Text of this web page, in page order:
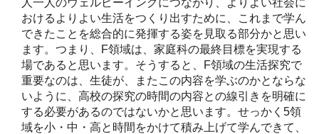
おけるよりよい生活をつくり出すために、これまで学ん
できたことを総合的に発揮する姿を見取る部分かと思い
ます。つまり、F領域は、家庭科の最終目標を実現する
場であると思います。そうすると、F領域の生活探究で
重要なのは、生徒が、またこの内容を学ぶのかとならな
いように、高校の探究の時間の内容との線引きを明確に
する必要があるのではないかと思います。せっかく5領
域を小・中・高と時間をかけて積み上げて学んできて、